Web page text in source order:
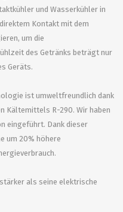
und Wasserkühler in
Kontakt mit dem
um die
des Getränks beträgt nur
Geräts.
ist umweltfreundlich dank
Kältemittels R-290. Wir haben
eingeführt. Dank dieser
um 20% höhere
stärker als seine elektrische